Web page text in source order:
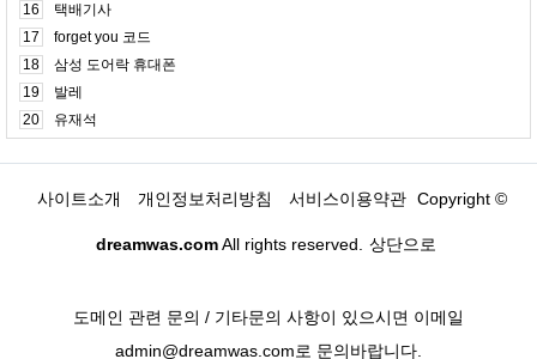
16
택배기사
17
forget you 코드
18
삼성 도어락 휴대폰
19
발레
20
유재석
사이트소개 개인정보처리방침 서비스이용약관 Copyright ©
dreamwas.comAll rights reserved. 상단으로
도메인 관련 문의 / 기타문의 사항이 있으시면 이메일
admin@dreamwas.com로 문의바랍니다.